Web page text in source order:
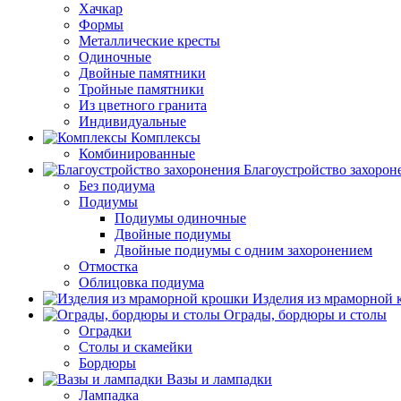
Хачкар
Формы
Металлические кресты
Одиночные
Двойные памятники
Тройные памятники
Из цветного гранита
Индивидуальные
Комплексы
Комбинированные
Благоустройство
Без подиума
Подиумы
Подиумы одиночные
Двойные подиумы
Двойные подиумы с одним захоронением
Отмостка
Облицовка подиума
Изделия из мраморной
Ограды, бордюры и столы
Оградки
Столы и скамейки
Бордюры
Вазы и лампадки
Лампадка